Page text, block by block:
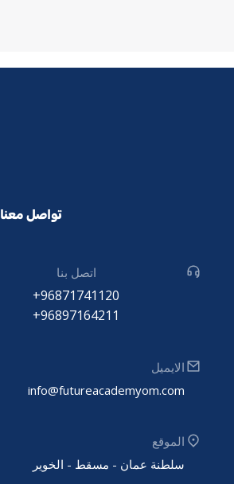
تواصل معنا
اتصل بنا
96871741120+
96897164211+
الايميل
info@futureacademyom.com
الموقع
سلطنة عمان - مسقط - الخوير